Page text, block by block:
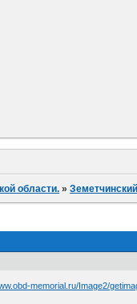
области. »
memorial.ru/Image2/